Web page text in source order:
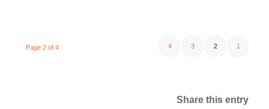
Page 2 of 4 1
2
3
4
Share this entry